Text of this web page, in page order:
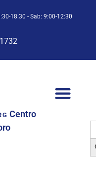
18:30 - Sab: 9:00-12:30
Centro